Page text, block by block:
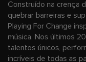
Construído na crença
quebrar barreiras e
Playing For Change
música. Nos últimos
talentos únicos,
incríveis de todas as